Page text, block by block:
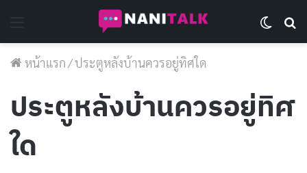
หน้าแรก/ประตูหลังบ้านควรอยู่ทิศใด
ประตูหลังบ้านควรอยู่ทิศ
ใด